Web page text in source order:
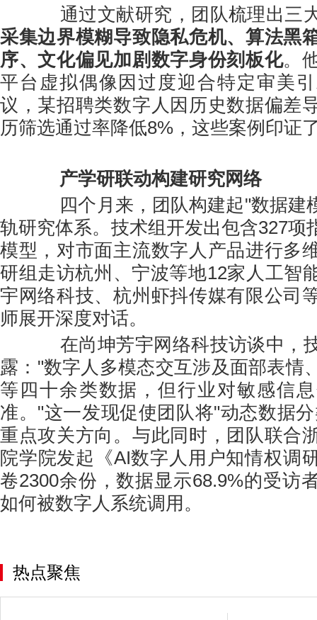
通过文献研究，团队梳理出三
采集边界模糊导致隐私危机、算法黑
序、文化偏见加剧数字身份刻板化。
平台虚拟偶像因过度迎合特定审美
议，某招聘类数字人因历史数据偏差
历筛选通过率降低8%，这些案例印证
产学研联动构建研究网络
四个月来，团队构建起"数据建
轨研究体系。技术组开发出包含327项
模型，对市面主流数字人产品进行多
研组走访杭州、宁波等地12家人工智
宇网络科技、杭州虾抖传媒有限公司
师展开深度对话。
在尚坤芳宇网络科技访谈中，
露："数字人多模态交互涉及面部表情
等四十余类数据，但行业对敏感信
准。"这一发现促使团队将"动态数据
重点攻关方向。与此同时，团队联合
院学院发起《AI数字人用户知情权调
卷2300余份，数据显示68.9%的受访
如何被数字人系统调用。
热点聚焦